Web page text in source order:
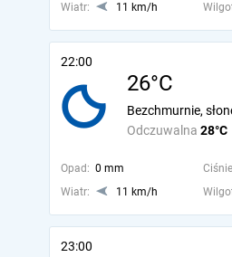
Wiatr:
11 km/h
22:00
26°C
Odczuwalna 28°C
Bezchmurnie,
Opad: 0 mm
Wiatr:
11 km/h
23:00